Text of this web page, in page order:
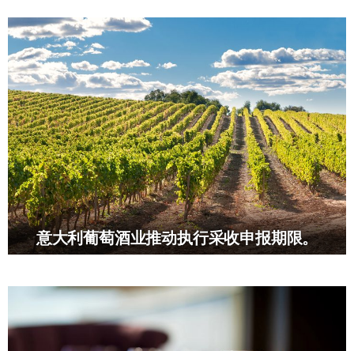
意大利葡萄酒业推动执行采收申报期限。